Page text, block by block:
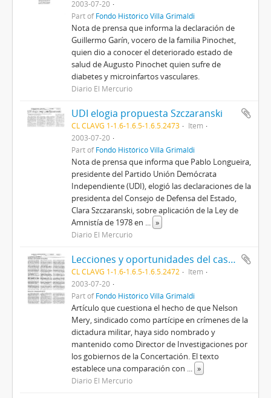
2003-07-20
Part ofFondo Histórico Villa Grimaldi
Nota de prensa que informa la declaración de
Guillermo Garín, vocero de la familia Pinochet,
quien dio a conocer el deteriorado estado de
salud de Augusto Pinochet quien sufre de
diabetes y microinfartos vasculares.
Diario El Mercurio
UDI elogia propuesta Szczaranski
CL CLAVG 1-1.6-1.6.5-1.6.5.2473
Item
2003-07-20
Part ofFondo Histórico Villa Grimaldi
Nota de prensa que informa que Pablo Longueira,
presidente del Partido Unión Demócrata
Independiente (UDI), elogió las declaraciones de la
presidenta del Consejo de Defensa del Estado,
Clara Szczaranski, sobre aplicación de la Ley de
Amnistía de 1978 en ... »
Diario El Mercurio
Lecciones y oportunidades del caso Mery
CL CLAVG 1-1.6-1.6.5-1.6.5.2472
Item
2003-07-20
Part ofFondo Histórico Villa Grimaldi
Artículo que cuestiona el hecho de que Nelson
Mery, sindicado como partícipe en crímenes de la
dictadura militar, haya sido nombrado y
mantenido como Director de Investigaciones por
los gobiernos de la Concertación. El texto
establece una comparación con ... »
Diario El Mercurio